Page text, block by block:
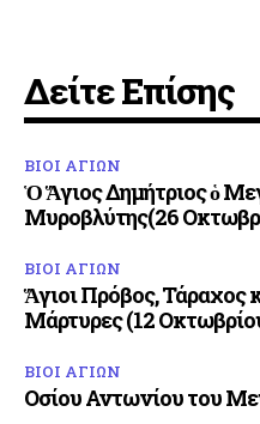
Δείτε Επίσης
ΒΙΟΙ ΑΓΙΩΝ
Ὁ Ἅγιος Δημήτριος ὁ
Μυροβλύτης(26
ΒΙΟΙ ΑΓΙΩΝ
Ἅγιοι Πρόβος, Τάραχος
Μάρτυρες (12
ΒΙΟΙ ΑΓΙΩΝ
Οσίου Αντωνίου του